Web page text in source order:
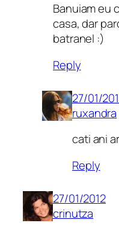
Banuiam eu
casa, dar
batranel :)
Reply
27/01/
ruxandra
cati ani
Reply
27/01/2012
crinutza